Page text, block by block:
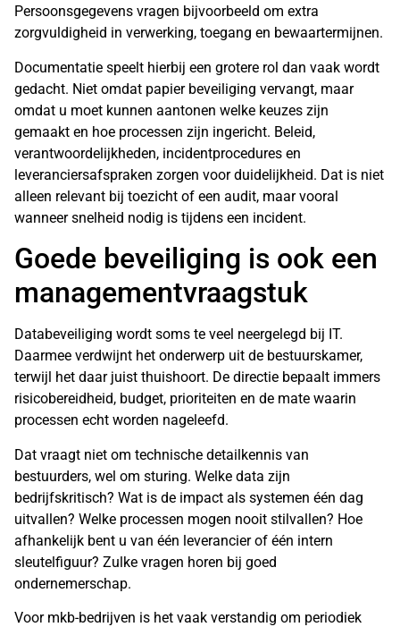
Persoonsgegevens vragen bijvoorbeeld om extra
zorgvuldigheid in verwerking, toegang en bewaartermijnen.
Documentatie speelt hierbij een grotere rol dan vaak wordt
gedacht. Niet omdat papier beveiliging vervangt, maar
omdat u moet kunnen aantonen welke keuzes zijn
gemaakt en hoe processen zijn ingericht. Beleid,
verantwoordelijkheden, incidentprocedures en
leveranciersafspraken zorgen voor duidelijkheid. Dat is niet
alleen relevant bij toezicht of een audit, maar vooral
wanneer snelheid nodig is tijdens een incident.
Goede beveiliging is ook een
managementvraagstuk
Databeveiliging wordt soms te veel neergelegd bij IT.
Daarmee verdwijnt het onderwerp uit de bestuurskamer,
terwijl het daar juist thuishoort. De directie bepaalt immers
risicobereidheid, budget, prioriteiten en de mate waarin
processen echt worden nageleefd.
Dat vraagt niet om technische detailkennis van
bestuurders, wel om sturing. Welke data zijn
bedrijfskritisch? Wat is de impact als systemen één dag
uitvallen? Welke processen mogen nooit stilvallen? Hoe
afhankelijk bent u van één leverancier of één intern
sleutelfiguur? Zulke vragen horen bij goed
ondernemerschap.
Voor mkb-bedrijven is het vaak verstandig om periodiek